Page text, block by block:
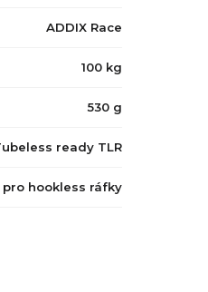
ADDIX Race
100 kg
530 g
ready TLR
hookless ráfky